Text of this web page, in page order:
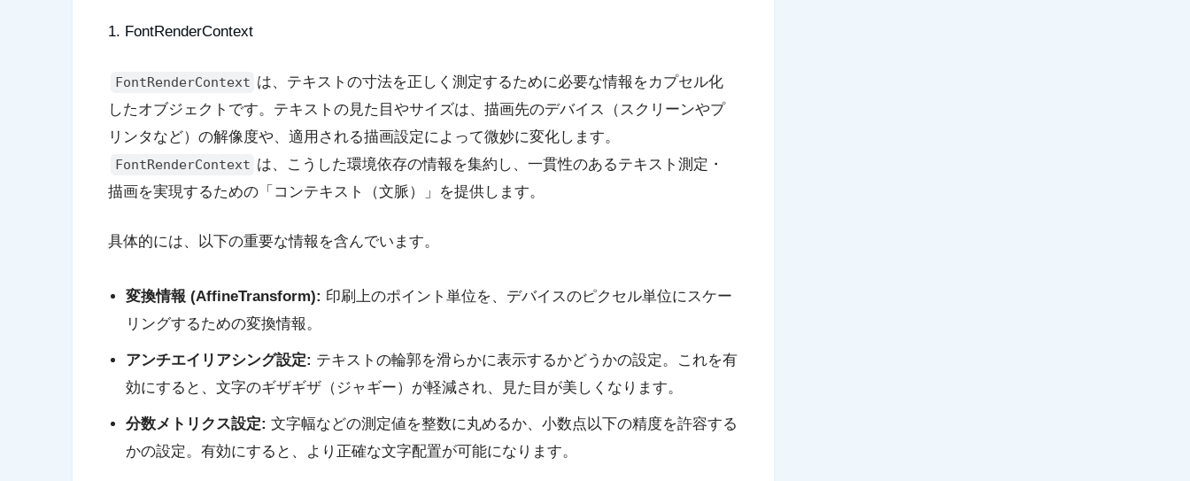
1. FontRenderContext
FontRenderContext は、テキストの寸法を正しく測定するために必要な情報をカプセル化
したオブジェクトです。テキストの見た目やサイズは、描画先のデバイス（スクリーンやプ
リンタなど）の解像度や、適用される描画設定によって微妙に変化します。
FontRenderContext は、こうした環境依存の情報を集約し、一貫性のあるテキスト測定・
描画を実現するための「コンテキスト（文脈）」を提供します。
具体的には、以下の重要な情報を含んでいます。
変換情報 (AffineTransform): 印刷上のポイント単位を、デバイスのピクセル単位にスケー
リングするための変換情報。
アンチエイリアシング設定: テキストの輪郭を滑らかに表示するかどうかの設定。これを有
効にすると、文字のギザギザ（ジャギー）が軽減され、見た目が美しくなります。
分数メトリクス設定: 文字幅などの測定値を整数に丸めるか、小数点以下の精度を許容する
かの設定。有効にすると、より正確な文字配置が可能になります。